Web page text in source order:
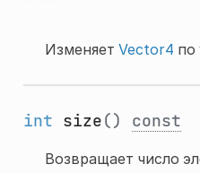
Изменяет Vector4 по
int size() const
Возвращает число